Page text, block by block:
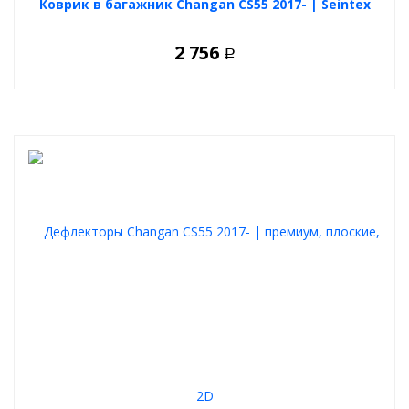
Коврик в багажник Changan CS55 2017- | Seintex
2 756 Р